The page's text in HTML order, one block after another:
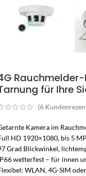
für Ihre
(6
Kamera im
HD 1920×1080, bis 5
Grad Blickwinkel,
wetterfest – für innen
WLAN, 4G-SIM